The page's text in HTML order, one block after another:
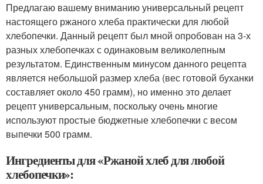
Предлагаю вашему вниманию универсальный рецепт
настоящего ржаного хлеба практически для любой
хлебопечки. Данный рецепт был мной опробован на 3-х
разных хлебопечках с одинаковым великолепным
результатом. Единственным минусом данного рецепта
является небольшой размер хлеба (вес готовой буханки
составляет около 450 грамм), но именно это делает
рецепт универсальным, поскольку очень многие
используют простые бюджетные хлебопечки с весом
выпечки 500 грамм.
Ингредиенты для «Ржаной хлеб для любой
хлебопечки»: